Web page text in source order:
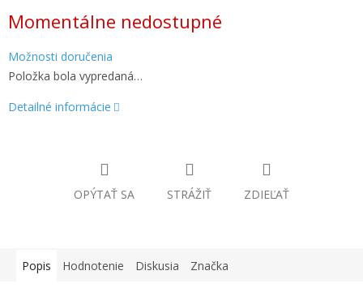
cena:
Momentálne nedostupné
Možnosti doručenia
Položka bola vypredaná…
Detailné informácie
OPÝTAŤ SA STRÁŽIŤ ZDIEĽAŤ
Popis Hodnotenie Diskusia Značka